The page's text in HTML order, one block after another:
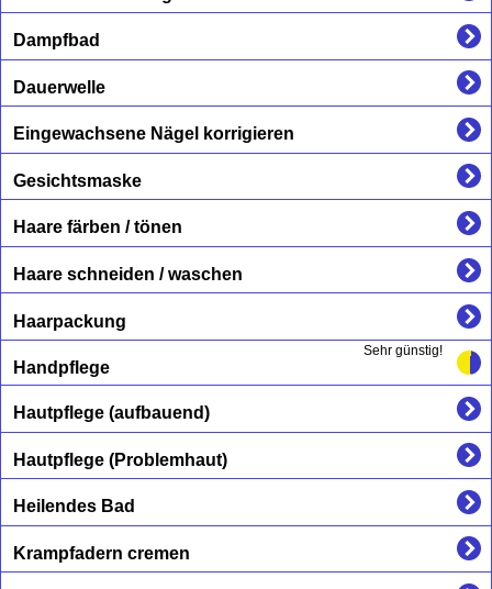
Dampfbad
Dauerwelle
Eingewachsene Nägel korrigieren
Gesichtsmaske
Haare färben / tönen
Haare schneiden / waschen
Haarpackung
Sehr günstig!
Handpflege
Hautpflege (aufbauend)
Hautpflege (Problemhaut)
Heilendes Bad
Krampfadern cremen